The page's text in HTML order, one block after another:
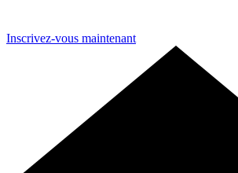
Inscrivez-vous maintenant